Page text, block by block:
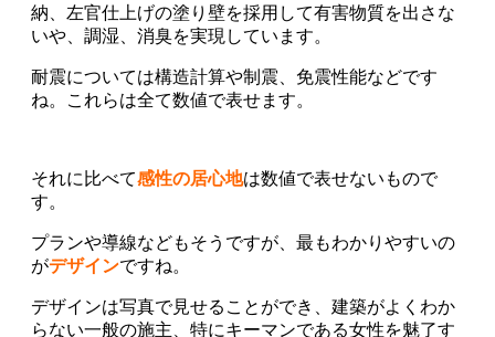
納、左官仕上げの塗り壁を採用して有害物質を出さな
いや、調湿、消臭を実現しています。
耐震については構造計算や制震、免震性能などです
ね。これらは全て数値で表せます。
それに比べて感性の居心地は数値で表せないもので
す。
プランや導線などもそうですが、最もわかりやすいの
がデザインですね。
デザインは写真で見せることができ、建築がよくわか
らない一般の施主、特にキーマンである女性を魅了す